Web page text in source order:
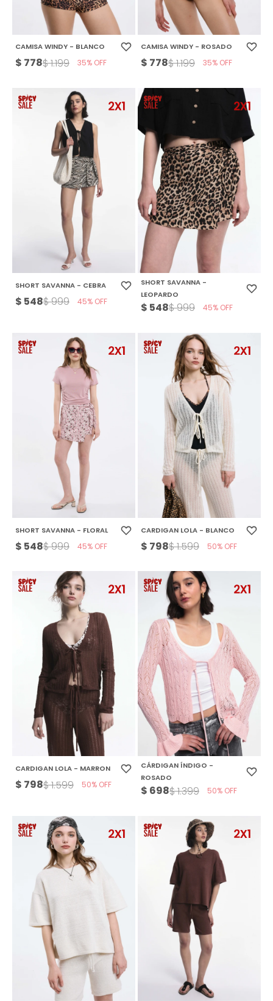
CAMISA WINDY - BLANCO
$ 778$1.199 35
CAMISA WINDY - ROSADO
$ 778$1.199 35
SHORT SAVANNA - CEBRA
$ 548$999 45
SHORT SAVANNA -
LEOPARDO
$ 548$999 45
SHORT SAVANNA - FLORAL
$ 548$999 45
CARDIGAN LOLA - BLANCO
$ 798$1.599 50
CARDIGAN LOLA - MARRON
$ 798$1.599 50
CÁRDIGAN ÍNDIGO -
ROSADO
$ 698$1.399 50